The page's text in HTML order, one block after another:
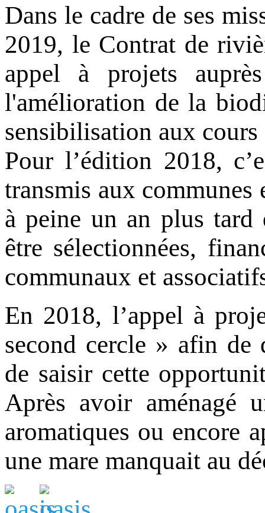
Dans le cadre de ses
2019, le Contrat de
appel à projets
l'amélioration de la
sensibilisation aux cours
Pour l’édition 2018,
transmis aux communes
à peine un an plus tard
être sélectionnées,
communaux et
En 2018, l’appel à
second cercle » afin de
de saisir cette
Après avoir aménagé
aromatiques ou encore
une mare manquait au